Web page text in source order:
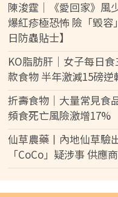
陳浚霆｜《愛回家》風
爆紅疹極恐怖 險「毀
日防蟲貼士】
KO脂肪肝｜女子每日
款食物 半年激減15磅逆
折壽食物｜大量常見食
頻食死亡風險激增17%
仙草農藥丨內地仙草驗
「CoCo」疑涉事 供應